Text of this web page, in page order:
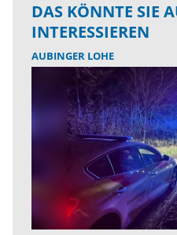
DAS KÖNNTE SIE
INTERESSIEREN
AUBINGER LOHE